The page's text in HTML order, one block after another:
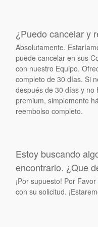
¿Puedo cancelar y
Absolutamente.
puede cancelar en sus
con nuestro Equipo.
completo de 30 días. Si
después de 30 días y no
premium, simplemente
reembolso completo.
Estoy buscando
encontrarlo. ¿Que
¡Por supuesto! Por Favor
con su solicitud.